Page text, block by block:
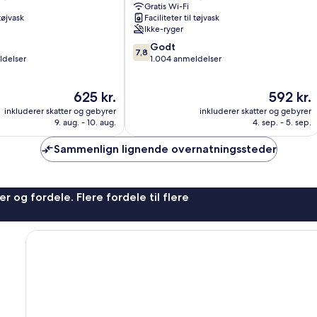
Prisen
625 kr.
625 kr.
inkluderer skatter og gebyrer
9. aug. - 10. aug.
Odense
Gratis Wi-Fi
Faciliteter til tøjvask
Ikke-ryger
7.8
ud
7,8 Godt
1.004 anmeldelser
Prisen
592 kr.
592 kr.
inkluderer skatter og gebyrer
4. sep. - 5. sep.
Sammenlign lignende overnatningssteder
og fordele. Flere fordele til flere